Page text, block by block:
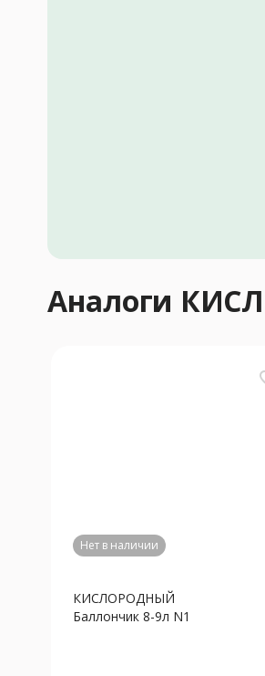
Аналоги
Нет в наличии
КИСЛОРОДНЫЙ
Баллончик 8-9л N1